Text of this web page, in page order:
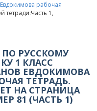
рабочая
тетради:Часть 1,
ПО РУССКОМУ
1 КЛАСС
ЕВДОКИМОВА
ТЕТРАДЬ.
НА СТРАНИЦА
81 (ЧАСТЬ 1)